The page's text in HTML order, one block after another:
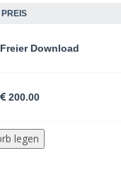
PREIS
Freier Download
200.00